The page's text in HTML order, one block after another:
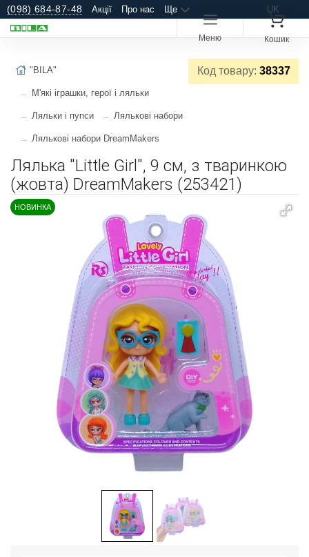
(098) 684-87-48 Акції Про нас Ще UK
Меню Кошик
Код товару: 38337
"BILA"
М'які іграшки, герої і ляльки
Ляльки і пупси Лялькові набори
Лялькові набори DreamMakers
Лялька "Little Girl", 9 см, з тваринкою
(жовта) DreamMakers (253421)
НОВИНКА